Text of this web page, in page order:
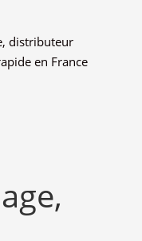
distributeur
en France